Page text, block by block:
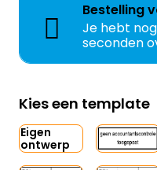
Bestelling
Je hebt nog
seconden
Kies een template
Eigen
ontwerp